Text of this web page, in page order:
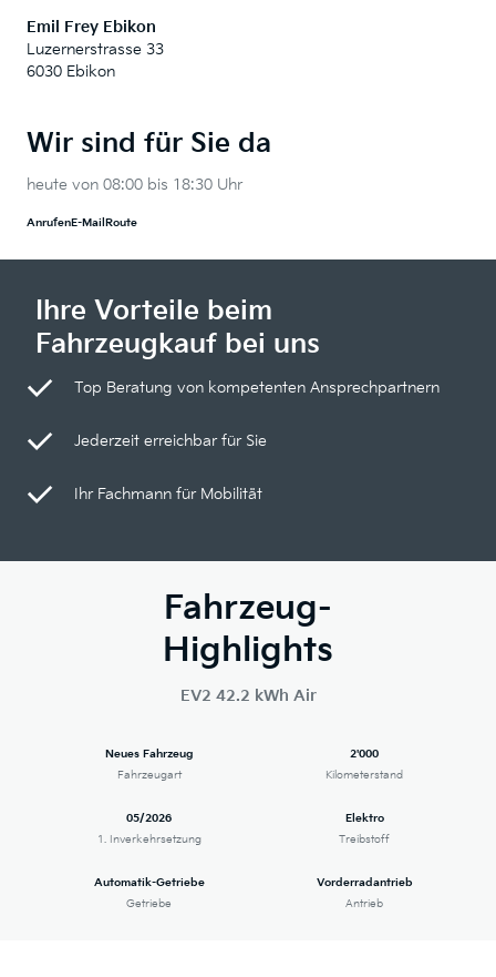
Emil Frey Ebikon
Luzernerstrasse 33
6030 Ebikon
Wir sind für Sie da
heute von 08:00 bis 18:30 Uhr
AnrufenE-Mail Route
Ihre Vorteile beim
Fahrzeugkauf bei uns
Top Beratung von kompetenten Ansprechpartnern
Jederzeit erreichbar für Sie
Ihr Fachmann für Mobilität
Fahrzeug-
Highlights
EV2 42.2 kWh Air
Neues Fahrzeug
Fahrzeugart
2'000
Kilometerstand
05/2026
1. Inverkehrsetzung
Elektro
Treibstoff
Automatik-Getriebe
Getriebe
Vorderradantrieb
Antrieb